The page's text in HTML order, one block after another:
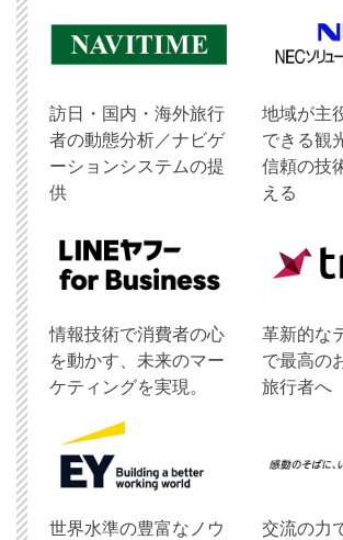
訪日・国内・海外旅行
者の動態分析／ナビゲ
ーションシステムの提
供
地域が主
できる観
信頼の技
える
情報技術で消費者の心
を動かす、未来のマー
ケティングを実現。
革新的な
で最高の
旅行者へ
世界水準の豊富なノウ 交流の力